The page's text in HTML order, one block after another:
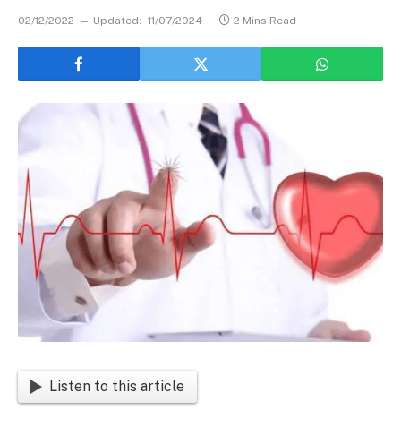
02/12/2022 Updated: 11/07/2024 2 Mins Read
Listen to this article